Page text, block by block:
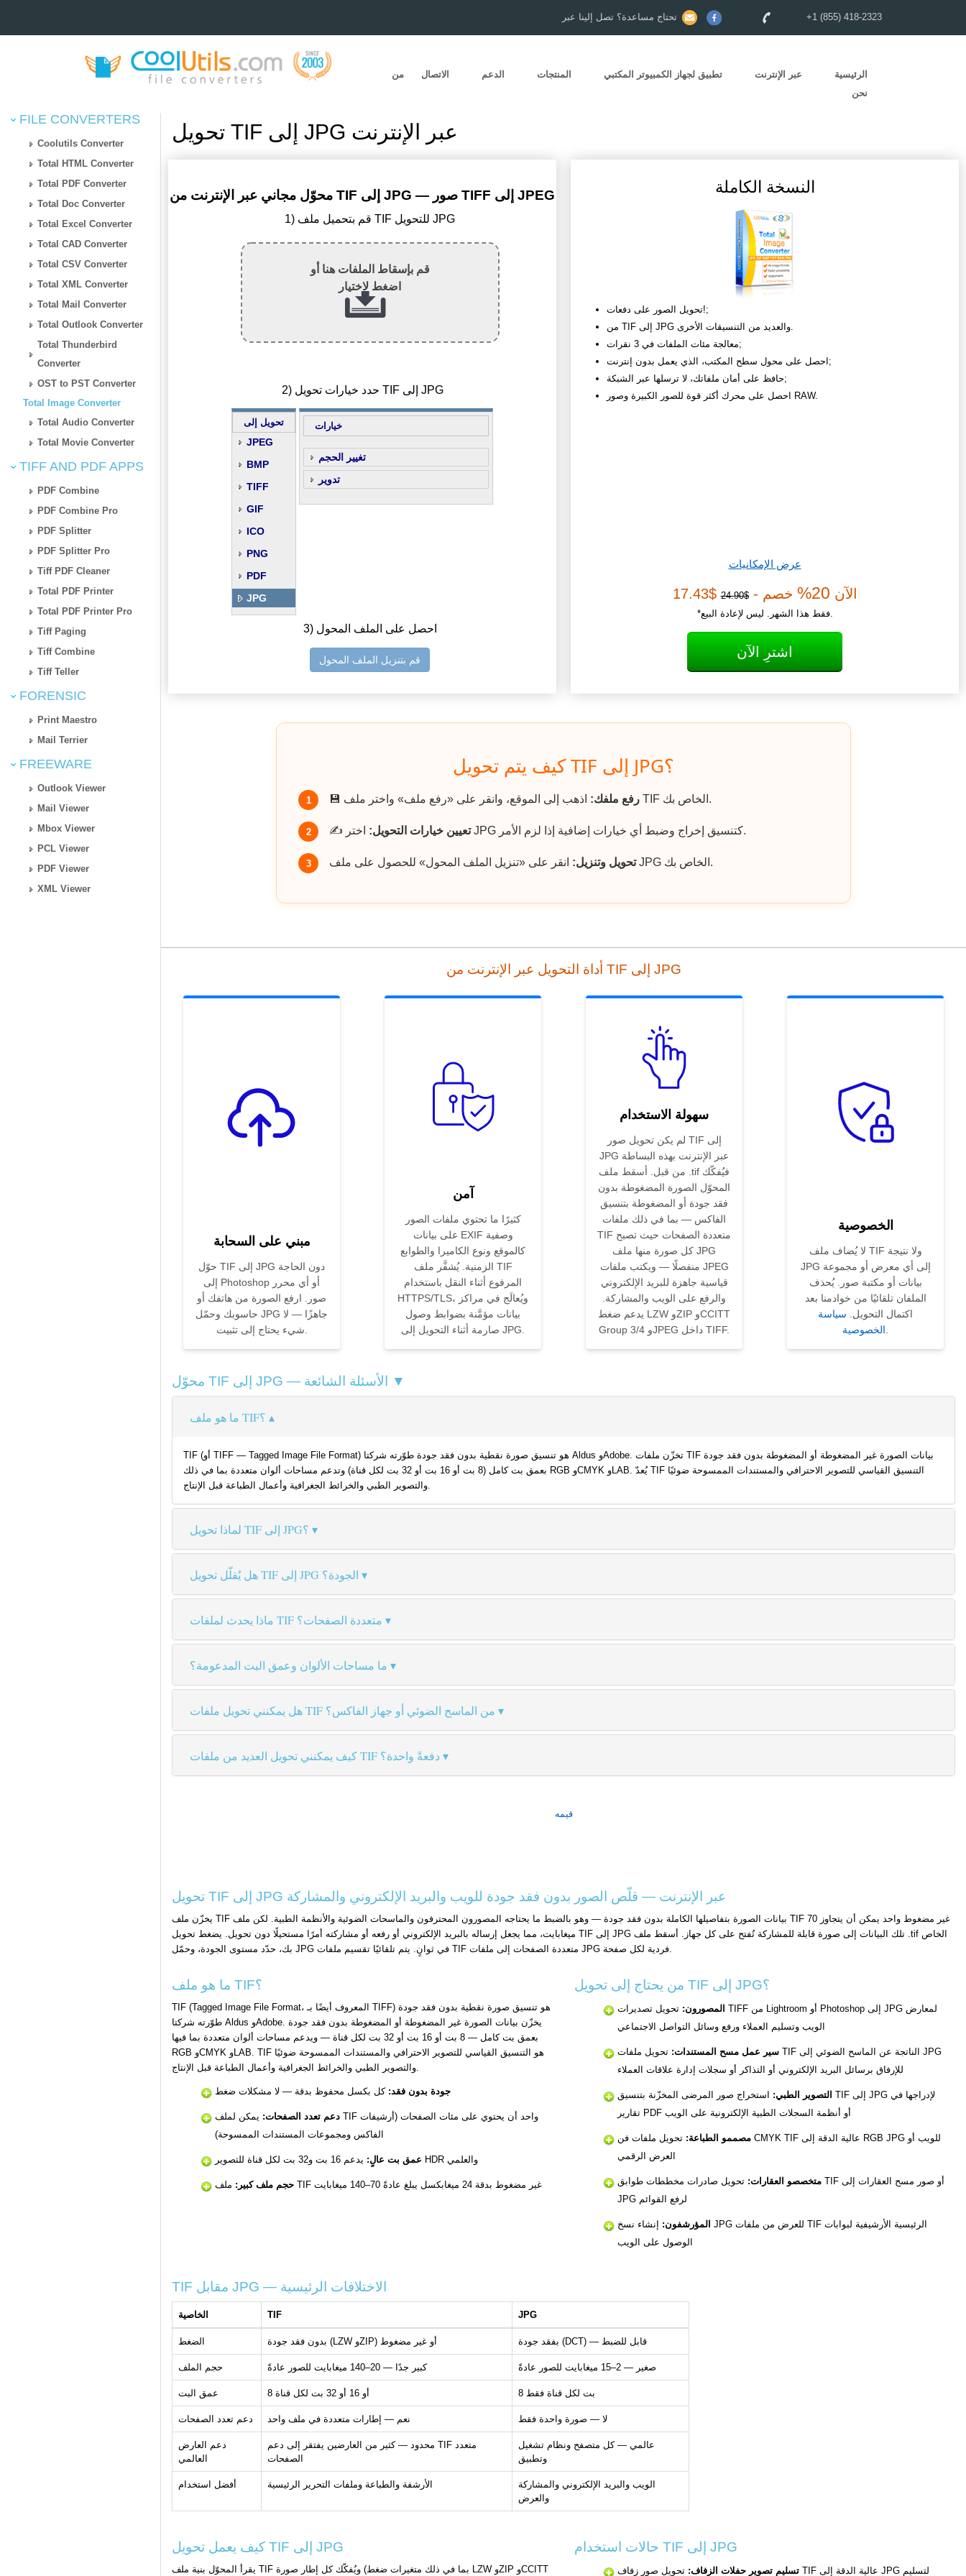
تحتاج مساعدة؟ تصل إلينا عبر +1 (855) 418-2323
الرئيسية عبر الإنترنت تطبيق لجهاز الكمبيوتر المكتبي المنتجات الدعم الاتصال
من
نحن
FILE CONVERTERS
Coolutils Converter
Total HTML Converter
Total PDF Converter
Total Doc Converter
Total Excel Converter
Total CAD Converter
Total CSV Converter
Total XML Converter
Total Mail Converter
Total Outlook Converter
Total Thunderbird
Converter
OST to PST Converter
Total Image Converter
Total Audio Converter
Total Movie Converter
TIFF AND PDF APPS
PDF Combine
PDF Combine Pro
PDF Splitter
PDF Splitter Pro
Tiff PDF Cleaner
Total PDF Printer
Total PDF Printer Pro
Tiff Paging
Tiff Combine
Tiff Teller
FORENSIC
Print Maestro
Mail Terrier
FREEWARE
Outlook Viewer
Mail Viewer
Mbox Viewer
PCL Viewer
PDF Viewer
XML Viewer
تحويل TIF إلى JPG عبر الإنترنت
محوّل مجاني عبر الإنترنت من TIF إلى JPG — صور TIFF إلى JPEG
1) قم بتحميل ملف TIF للتحويل JPG
قم بإسقاط الملفات هنا أو
اضغط لاختيار
2) حدد خيارات تحويل TIF إلى JPG
تحويل إلى
JPEG
BMP
TIFF
GIF
ICO
PNG
PDF
JPG
خيارات
تغيير الحجم
تدوير
3) احصل على الملف المحول
قم بتنزيل الملف المحول
النسخة الكاملة
تحويل الصور على دفعات!;
من TIF إلى JPG والعديد من التنسيقات الأخرى.
معالجة مئات الملفات في 3 نقرات;
احصل على محول سطح المكتب، الذي يعمل بدون إنترنت;
حافظ على أمان ملفاتك، لا ترسلها عبر الشبكة;
احصل على محرك أكثر قوة للصور الكبيرة وصور RAW.
عرض الإمكانيات
الآن 20% خصم -$24.90
$17.43
*فقط هذا الشهر. ليس لإعادة البيع.
اشترِ الآن
كيف يتم تحويل TIF إلى JPG؟
1 💾 رفع ملفك: اذهب إلى الموقع، وانقر على «رفع ملف» واختر ملف TIF الخاص بك.
2 ✍️ تعيين خيارات التحويل: اختر JPG كتنسيق إخراج وضبط أي خيارات إضافية إذا لزم الأمر.
3 تحويل وتنزيل: انقر على «تنزيل الملف المحول» للحصول على ملف JPG الخاص بك.
أداة التحويل عبر الإنترنت من TIF إلى JPG
مبني على السحابة
حوّل TIF إلى JPG دون الحاجة
إلى Photoshop أو أي محرر
صور. ارفع الصورة من هاتفك أو
حاسوبك وحمّل JPG جاهزًا — لا
آمن
كثيرًا ما تحتوي ملفات الصور
على بيانات EXIF وصفية
كالموقع ونوع الكاميرا والطوابع
الزمنية. يُشفَّر ملف TIF
المرفوع أثناء النقل باستخدام
HTTPS/TLS، ويُعالَج في مراكز
بيانات مؤمَّنة بضوابط وصول
صارمة أثناء التحويل إلى JPG.
سهولة الاستخدام
لم يكن تحويل صور TIF إلى
JPG عبر الإنترنت بهذه البساطة
من قبل. أسقط ملف .tif فيُفكّك
المحوّل الصورة المضغوطة بدون
فقد جودة أو المضغوطة بتنسيق
الفاكس — بما في ذلك ملفات
TIF متعددة الصفحات حيث تصبح
كل صورة منها ملف JPG
منفصلًا — ويكتب ملفات JPEG
قياسية جاهزة للبريد الإلكتروني
والرفع على الويب والمشاركة.
يدعم ضغط LZW وZIP وCCITT
Group 3/4 وJPEG داخل TIFF.
الخصوصية
لا يُضاف ملف TIF ولا نتيجة
JPG إلى أي معرض أو مجموعة
بيانات أو مكتبة صور. يُحذف
الملفان تلقائيًا من خوادمنا بعد
اكتمال التحويل. سياسة
الخصوصية
محوّل TIF إلى JPG — الأسئلة الشائعة ▼
ما هو ملف TIF؟
TIF (أو TIFF — Tagged Image File Format) هو تنسيق صورة نقطية بدون فقد جودة طوّرته شركتا Aldus وAdobe. تخزّن ملفات TIF بيانات الصورة غير المضغوطة أو المضغوطة بدون فقد جودة
بعمق بت كامل (8 بت أو 16 بت أو 32 بت لكل قناة) وتدعم مساحات ألوان متعددة بما في ذلك RGB وCMYK وLAB. يُعدّ TIF التنسيق القياسي للتصوير الاحترافي والمستندات الممسوحة ضوئيًا
والتصوير الطبي والخرائط الجغرافية وأعمال الطباعة قبل الإنتاج.
لماذا تحويل TIF إلى JPG؟
هل يُقلّل تحويل TIF إلى JPG الجودة؟
ماذا يحدث لملفات TIF متعددة الصفحات؟
ما مساحات الألوان وعمق البت المدعومة؟
هل يمكنني تحويل ملفات TIF من الماسح الضوئي أو جهاز الفاكس؟
كيف يمكنني تحويل العديد من ملفات TIF دفعةً واحدة؟
قيمه
تحويل TIF إلى JPG عبر الإنترنت — قلّص الصور بدون فقد جودة للويب والبريد الإلكتروني والمشاركة
يخزّن ملف TIF بيانات الصورة بتفاصيلها الكاملة بدون فقد جودة — وهو بالضبط ما يحتاجه المصورون المحترفون والماسحات الضوئية والأنظمة الطبية. لكن ملف TIF غير مضغوط واحد يمكن أن يتجاوز 70
ميغابايت، مما يجعل إرساله بالبريد الإلكتروني أو رفعه أو مشاركته أمرًا مستحيلًا دون تحويل. يضغط تحويل TIF إلى JPG تلك البيانات إلى صورة قابلة للمشاركة تُفتح على كل جهاز. أسقط ملف .tif الخاص
ما هو ملف TIF؟
TIF (Tagged Image File Format، المعروف أيضًا بـ TIFF) هو تنسيق صورة نقطية بدون فقد جودة
طوّرته شركتا Aldus وAdobe. يخزّن بيانات الصورة غير المضغوطة أو المضغوطة بدون فقد جودة
بعمق بت كامل — 8 بت أو 16 بت أو 32 بت لكل قناة — ويدعم مساحات ألوان متعددة بما فيها
RGB وCMYK وLAB. TIF هو التنسيق القياسي للتصوير الاحترافي والمستندات الممسوحة ضوئيًا
جودة بدون فقد: كل بكسل محفوظ بدقة — لا مشكلات ضغط
دعم تعدد الصفحات: يمكن لملف TIF واحد أن يحتوي على مئات الصفحات (أرشيفات
الفاكس ومجموعات المستندات الممسوحة)
عمق بت عالٍ: يدعم 16 بت و32 بت لكل قناة للتصوير HDR والعلمي
حجم ملف كبير: ملف TIF غير مضغوط بدقة 24 ميغابكسل يبلغ عادةً 70–140 ميغابايت
من يحتاج إلى تحويل TIF إلى JPG؟
المصورون: تحويل تصديرات TIFF من Lightroom أو Photoshop إلى JPG لمعارض
الويب وتسليم العملاء ورفع وسائل التواصل الاجتماعي
سير عمل مسح المستندات: تحويل ملفات TIF الناتجة عن الماسح الضوئي إلى JPG
للإرفاق برسائل البريد الإلكتروني أو التذاكر أو سجلات إدارة علاقات العملاء
التصوير الطبي: استخراج صور المرضى المخزّنة بتنسيق TIF إلى JPG لإدراجها في
تقارير PDF أو أنظمة السجلات الطبية الإلكترونية على الويب
مصممو الطباعة: تحويل ملفات فن CMYK TIF عالية الدقة إلى RGB JPG للويب أو
العرض الرقمي
متخصصو العقارات: تحويل صادرات مخططات طوابق TIF أو صور مسح العقارات إلى
JPG لرفع القوائم
المؤرشفون: إنشاء نسخ JPG للعرض من ملفات TIF الرئيسية الأرشيفية لبوابات
الوصول على الويب
TIF مقابل JPG — الاختلافات الرئيسية
الخاصية TIF JPG
الضغط بدون فقد جودة (LZW وZIP) أو غير مضغوط بفقد جودة (DCT) — قابل للضبط
حجم الملف كبير جدًا — 20–140 ميغابايت للصور عادةً صغير — 2–15 ميغابايت للصور عادةً
عمق البت 8 أو 16 أو 32 بت لكل قناة 8 بت لكل قناة فقط
دعم تعدد الصفحات نعم — إطارات متعددة في ملف واحد لا — صورة واحدة فقط
دعم العارض
العالمي
محدود — كثير من العارضين يفتقر إلى دعم TIF متعدد
الصفحات
عالمي — كل متصفح ونظام تشغيل
وتطبيق
أفضل استخدام الأرشفة والطباعة وملفات التحرير الرئيسية
الويب والبريد الإلكتروني والمشاركة
والعرض
كيف يعمل تحويل TIF إلى JPG
يقرأ المحوّل بنية ملف TIF ويُفكّك كل إطار صورة (بما في ذلك متغيرات ضغط LZW وZIP وCCITT
حالات استخدام TIF إلى JPG
تسليم تصوير حفلات الزفاف: تحويل صور زفاف TIF عالية الدقة إلى JPG لتسليم